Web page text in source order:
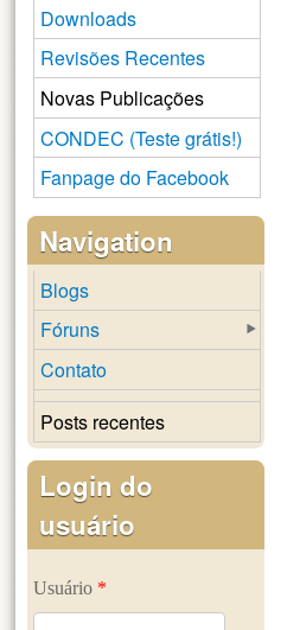
Downloads
Revisões Recentes
Novas Publicações
CONDEC (Teste grátis!)
Fanpage do Facebook
Navigation
Blogs
Fóruns
Contato
Posts recentes
Login do
usuário
Usuário *